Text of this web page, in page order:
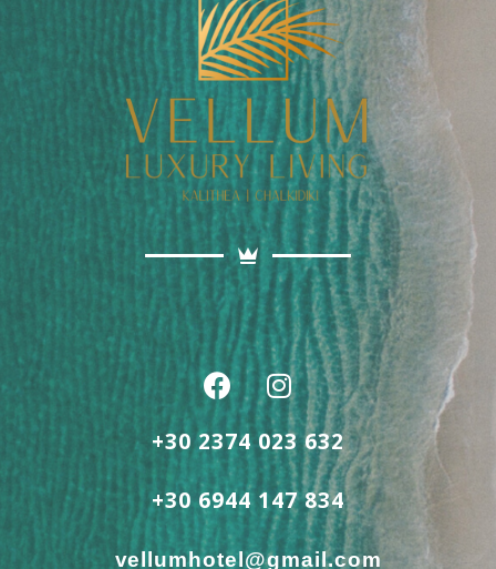
+30 2374 023 632
+30 6944 147 834
vellumhotel@gmail.com